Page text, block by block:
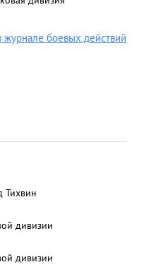
журнале боевых действий
Тихвин
дивизии
дивизии